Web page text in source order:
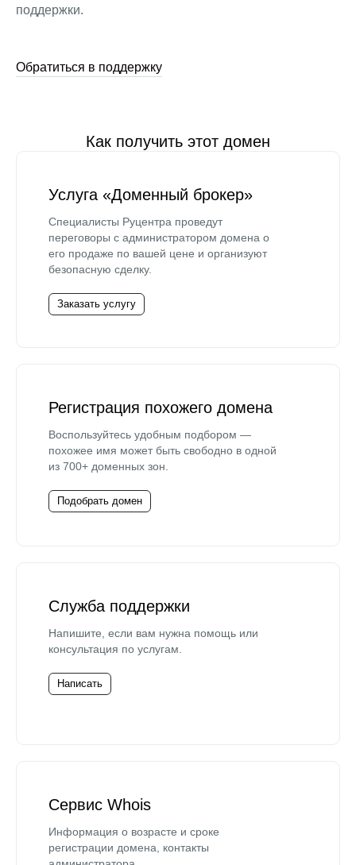
поддержки.
Обратиться в поддержку
Как получить этот домен
Услуга «Доменный брокер»
Специалисты Руцентра проведут
переговоры с администратором домена о
его продаже по вашей цене и организуют
безопасную сделку.
Заказать услугу
Регистрация похожего домена
Воспользуйтесь удобным подбором —
похожее имя может быть свободно в одной
из 700+ доменных зон.
Подобрать домен
Служба поддержки
Напишите, если вам нужна помощь или
консультация по услугам.
Написать
Сервис Whois
Информация о возрасте и сроке
регистрации домена, контакты